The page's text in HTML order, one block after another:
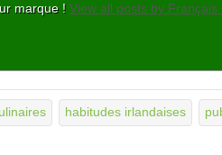
marque ! View all posts by Français
habitudes irlandaises